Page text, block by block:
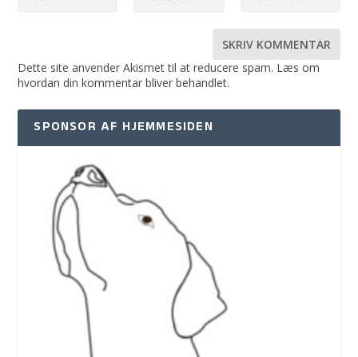
Dette site anvender Akismet til at reducere spam. Læs om
hvordan din kommentar bliver behandlet.
SPONSOR AF HJEMMESIDEN